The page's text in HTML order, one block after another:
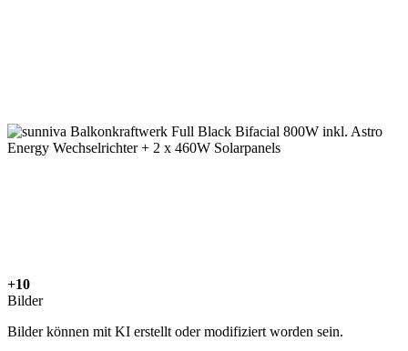
+10
Bilder
Bilder können mit KI erstellt oder modifiziert worden sein.